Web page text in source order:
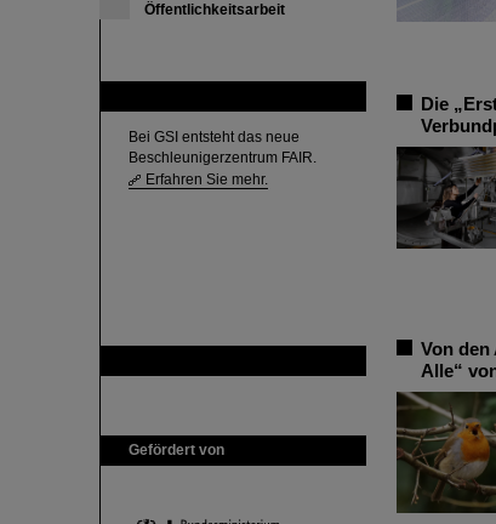
Öffentlichkeitsarbeit
Bei GSI entsteht das neue
Beschleunigerzentrum FAIR.
Erfahren Sie mehr.
Gefördert von
Die
Von
Alle“